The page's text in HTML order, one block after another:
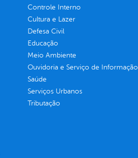
Controle Interno
Cultura e Lazer
Defesa Civil
Educação
Meio Ambiente
Ouvidoria e Serviço de Informação
Saúde
Serviços Urbanos
Tributação